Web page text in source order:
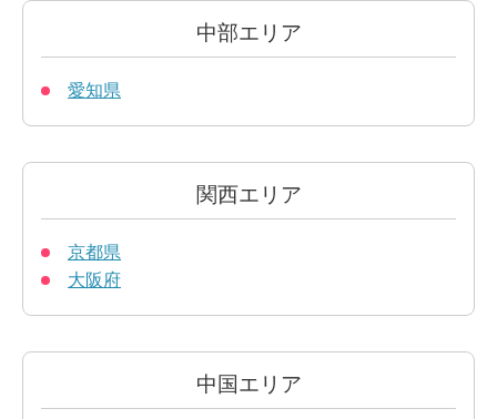
中部エリア
愛知県
関西エリア
京都県
大阪府
中国エリア